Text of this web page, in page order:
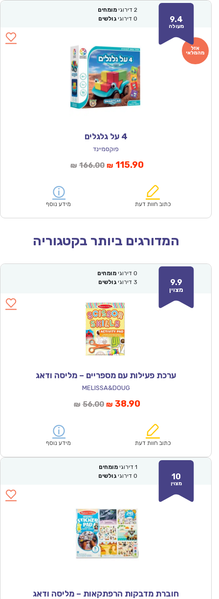
9.4
מעולה
2 דירוגי מומחים
0 דירוגי גולשים
4 על גלגלים
פוקסמיינד
₪ 166.00המחיר
₪166.00.
₪ 115.90המחיר
הוא:
כתוב חוות דעת מידע נוסף
המדורגים ביותר בקטגוריה
9.9
מצוין
0 דירוגי מומחים
3 דירוגי גולשים
ערכת פעילות עם מספריים – מליסה ודאג
MELISSA&DOUG
₪ 56.00המחיר
₪56.00.
₪ 38.90המחיר
הוא:
כתוב חוות דעת מידע נוסף
10
מצוין
1 דירוגי מומחים
0 דירוגי גולשים
חוברת מדבקות הרפתקאות – מליסה ודאג